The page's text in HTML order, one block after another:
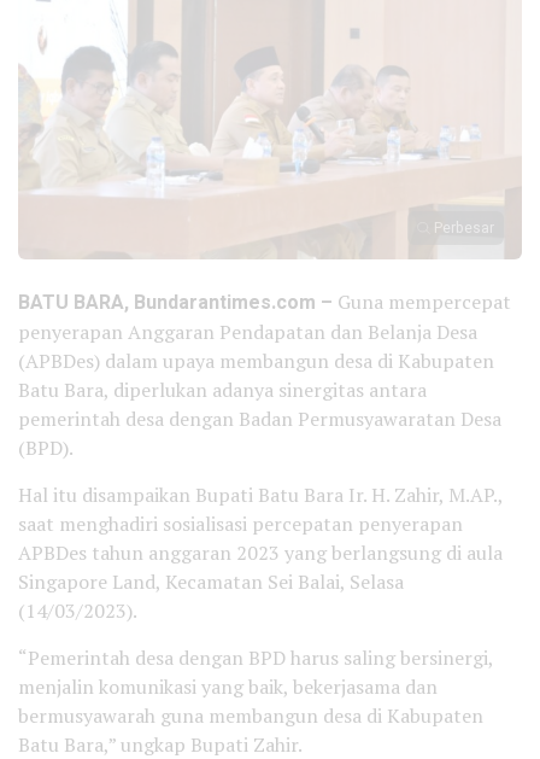
Perbesar
BATU BARA, Bundarantimes.com – Guna mempercepat
penyerapan Anggaran Pendapatan dan Belanja Desa
(APBDes) dalam upaya membangun desa di Kabupaten
Batu Bara, diperlukan adanya sinergitas antara
pemerintah desa dengan Badan Permusyawaratan Desa
(BPD).
Hal itu disampaikan Bupati Batu Bara Ir. H. Zahir, M.AP.,
saat menghadiri sosialisasi percepatan penyerapan
APBDes tahun anggaran 2023 yang berlangsung di aula
Singapore Land, Kecamatan Sei Balai, Selasa
(14/03/2023).
“Pemerintah desa dengan BPD harus saling bersinergi,
menjalin komunikasi yang baik, bekerjasama dan
bermusyawarah guna membangun desa di Kabupaten
Batu Bara,” ungkap Bupati Zahir.